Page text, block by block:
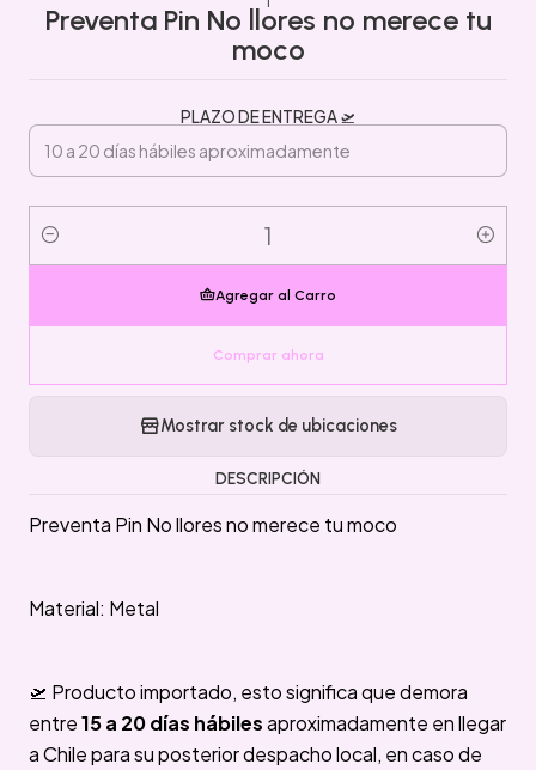
Preventa Pin No llores no merece tu
moco
PLAZO DE ENTREGA 🛫
Cantidad
Agregar al Carro
Comprar ahora
Mostrar stock de ubicaciones
DESCRIPCIÓN
Preventa Pin No llores no merece tu moco
Material: Metal
🛫 Producto importado, esto significa que demora
entre15 a 20 días hábilesaproximadamente en llegar
a Chile para su posterior despacho local, en caso de